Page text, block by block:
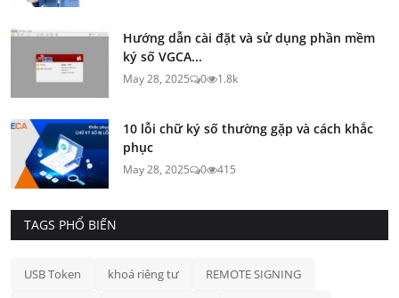
Hướng dẫn cài đặt và sử dụng phần mềm
ký số VGCA...
May 28, 2025 0 1.8k
10 lỗi chữ ký số thường gặp và cách khắc
phục
May 28, 2025 0 415
TAGS PHỔ BIẾN
USB Token khoá riêng tư REMOTE SIGNING